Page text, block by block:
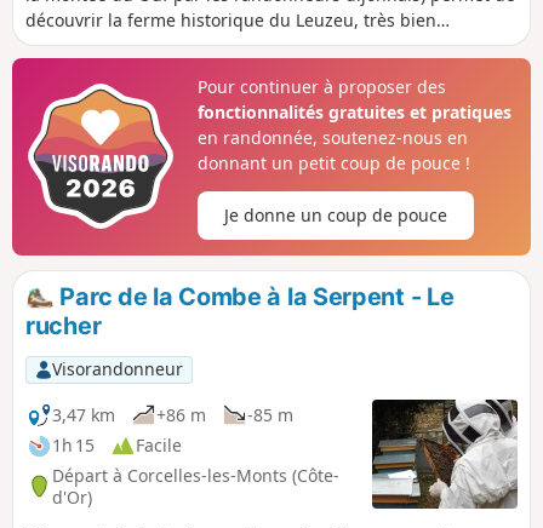
découvrir la ferme historique du Leuzeu, très bien
aménagée pour les randonneurs, et le Mont Afrique, un des
Pour continuer à proposer des
fonctionnalités gratuites et pratiques
en randonnée, soutenez-nous en
donnant un petit coup de pouce !
Je donne un coup de pouce
Parc de la Combe à la Serpent - Le
rucher
Visorandonneur
3,47 km
+86 m
-85 m
1h 15
Facile
Départ à Corcelles-les-Monts (Côte-
d'Or)